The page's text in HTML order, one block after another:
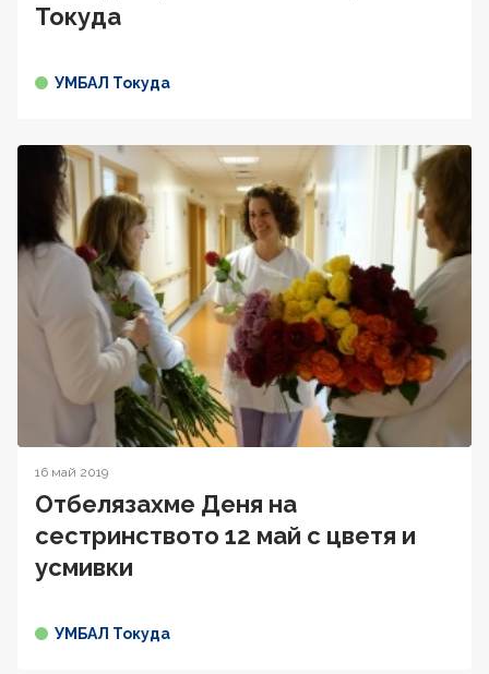
Токуда
УМБАЛ Токуда
16 май 2019
Отбелязахме Деня на
сестринството 12 май с цветя и
усмивки
УМБАЛ Токуда